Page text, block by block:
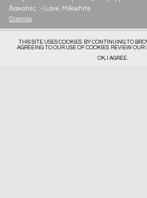
διακοπές. :-) Love, Milkwhite
Dismiss
THIS SITE USES COOKIES. BY CONTINUING TO
AGREEING TO OUR USE OF COOKIES. REVIEW OUR
OK, I AGREE.